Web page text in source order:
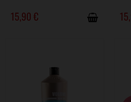
15,90 €